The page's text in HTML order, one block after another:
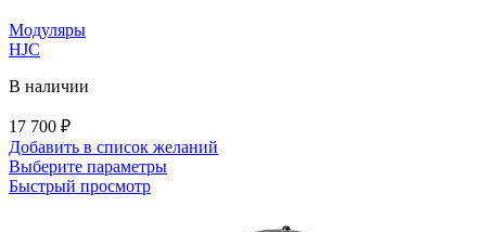
Модуляры
HJC
В наличии
17 700 ₽
Добавить в список желаний
Выберите параметрыЭтот
Быстрый просмотр